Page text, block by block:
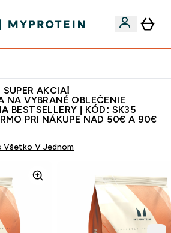
SUPER AKCIA!
NA VYBRANÉ OBLEČENIE
BESTSELLERY | KÓD: SK35
PRI NÁKUPE NAD 50€ A 90€
Všetko V Jednom